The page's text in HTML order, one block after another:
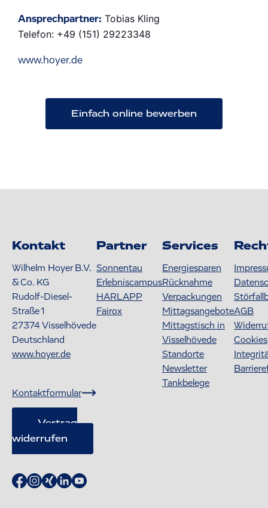
Ansprechpartner: Tobias Kling
Telefon: +49 (151) 29223348
www.hoyer.de
Einfach online bewerben
Kontakt
Wilhelm Hoyer B.V.
& Co. KG
Rudolf-Diesel-
Straße 1
27374Visselhövede
Deutschland
www.hoyer.de
Kontaktformular
Vertrag
widerrufen
Partner
Sonnentau
Erlebniscampus
HARLAPP
Fairox
Services
Energiesparen
Rücknahme
Verpackungen
Mittagsangebote
Mittagstisch in
Visselhövede
Standorte
Newsletter
Tankbelege
AGB
Cookies